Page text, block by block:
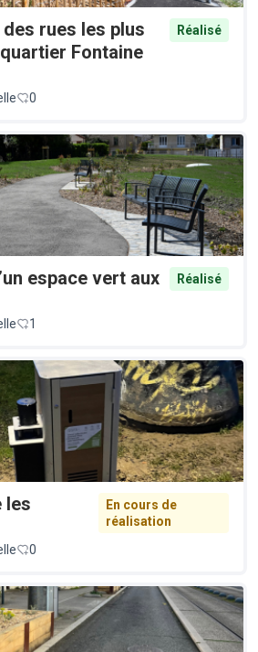
rues les plus
Fontaine
Réalisé
0
espace vert aux
Réalisé
1
les
En cours de
réalisation
0